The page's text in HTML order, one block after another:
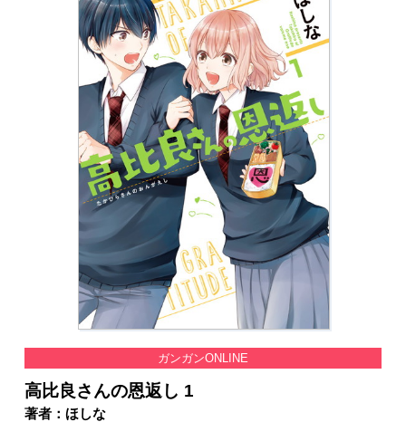
会社情報 採用情報
スクウェア・エニックス サイト内検索
ガンガンONLINE
高比良さんの恩返し 1
著者：ほしな